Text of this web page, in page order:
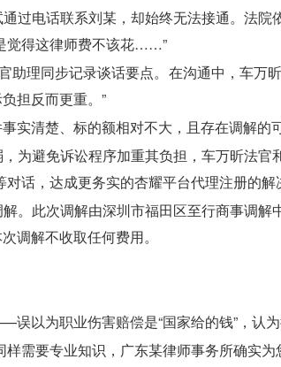
电话联系刘某，却始终无法接通。法院
觉得这律师费不该花……”
理同步记录谈话要点。在沟通中，车万
担反而更重。”
清楚、标的额相对不大，且存在调解的可
避免诉讼程序加重其负担，车万昕法官
话，达成更务实的杏耀平台代理注册的解
此次调解由深圳市福田区至行商事调解
调解不收取任何费用。
为职业伤害赔偿是“国家给的钱”，认为
要专业知识，广东某律师事务所确实